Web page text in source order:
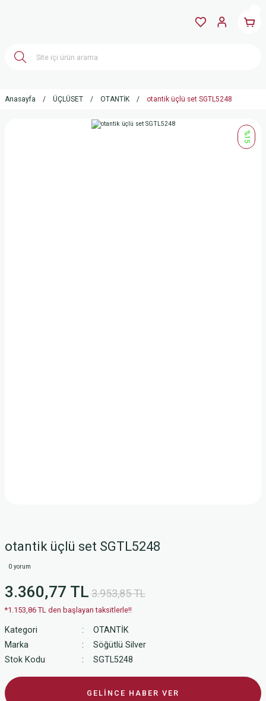
Anasayfa ÜÇLÜSET OTANTİK otantik üçlü set SGTL5248
%15
otantik üçlü set SGTL5248
0 yorum
3.360,77 TL 3.953,85 TL
*1.153,86 TL den başlayan taksitlerle!!
Kategori
OTANTİK
Marka
Söğütlü Silver
Stok Kodu
SGTL5248
GELİNCE HABER VER